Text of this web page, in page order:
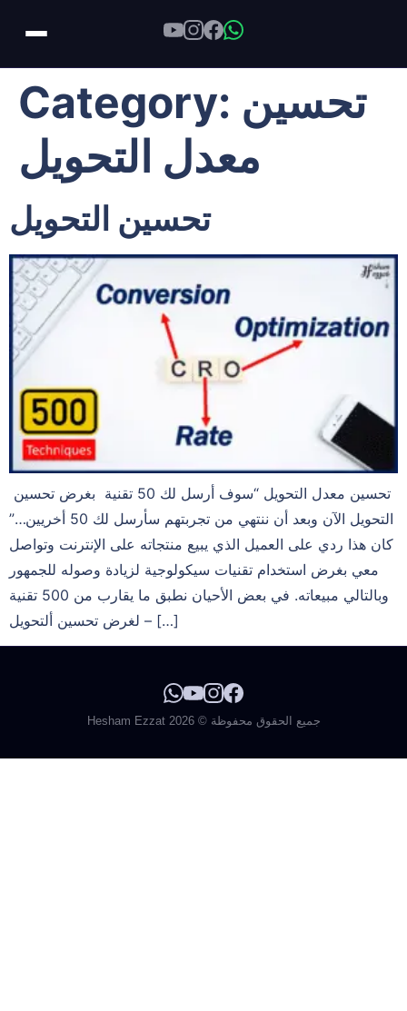
Category: تحسين
معدل التحويل
تحسين التحويل
التحويل الآن وبعد أن ننتهي من تجربتهم سأرسل لك 50 أخريين…”
كان هذا ردي على العميل الذي يبيع منتجاته على الإنترنت وتواصل
معي بغرض استخدام تقنيات سيكولوجية لزيادة وصوله للجمهور
وبالتالي مبيعاته. في بعض الأحيان نطبق ما يقارب من 500 تقنية
لغرض تحسين ألتحويل – […]
جميع الحقوق محفوظة © 2026 Hesham Ezzat